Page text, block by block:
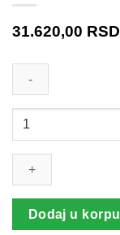
31.620,00 RSD
Seme
PIONEER
LE163
Dodaj u korpu